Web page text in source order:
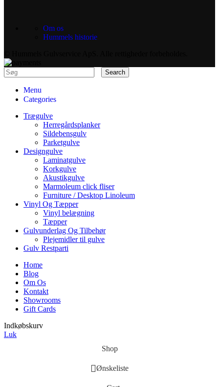
Om os
Hummels historie
Search
Menu
Categories
Trægulve
Herregårdsplanker
Sildebensgulv
Parketgulve
Designgulve
Laminatgulve
Korkgulve
Akustikgulve
Marmoleum click fliser
Furniture / Desktop Linoleum
Vinyl Og Tæpper
Vinyl belægning
Tæpper
Gulvunderlag Og Tilbehør
Plejemidler til gulve
Gulv Restparti
Home
Blog
Om Os
Kontakt
Showrooms
Gift Cards
Indkøbskurv
Luk
Shop
Ønskeliste